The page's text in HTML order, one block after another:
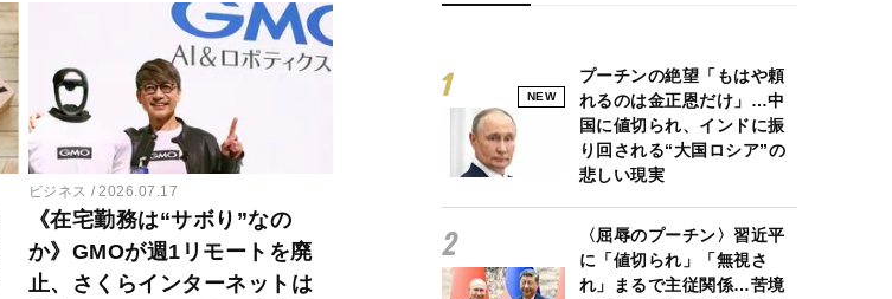
ビジネス 2026.07.17
《在宅勤務は“サボり”なの
か》GMOが週1リモートを廃
止、さくらインターネットは
NEW
プーチンの絶望「もはや頼
れるのは金正恩だけ」…中
国に値切られ、インドに振
り回される“大国ロシア”の
悲しい現実
〈屈辱のプーチン〉習近平
に「値切られ」「無視さ
れ」まるで主従関係…苦境